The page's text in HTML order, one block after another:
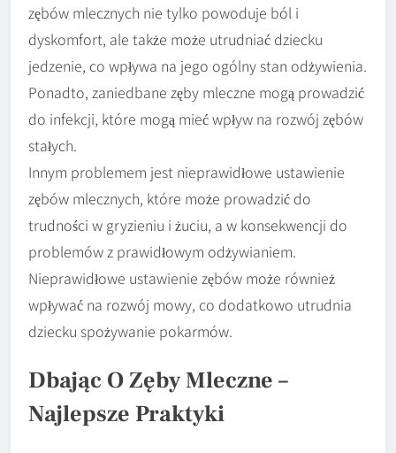
zębów mlecznych nie tylko powoduje ból i
dyskomfort, ale także może utrudniać dziecku
jedzenie, co wpływa na jego ogólny stan odżywienia.
Ponadto, zaniedbane zęby mleczne mogą prowadzić
do infekcji, które mogą mieć wpływ na rozwój zębów
stałych.
Innym problemem jest nieprawidłowe ustawienie
zębów mlecznych, które może prowadzić do
trudności w gryzieniu i żuciu, a w konsekwencji do
problemów z prawidłowym odżywianiem.
Nieprawidłowe ustawienie zębów może również
wpływać na rozwój mowy, co dodatkowo utrudnia
dziecku spożywanie pokarmów.
Dbając O Zęby Mleczne –
Najlepsze Praktyki